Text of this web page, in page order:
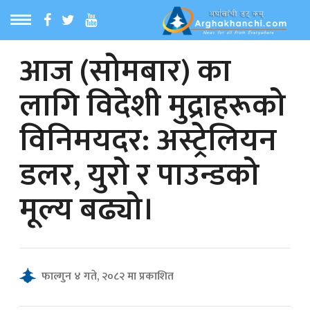
MENU
समाचार
समाचार
समाचार
आज (सोमबार) का
लागि विदेशी मुद्राहरूको
विनिमयदर: अस्ट्रेलियन
डलर, युरो र पाउन्डको
मूल्य बढ्यो।
फाल्गुन ४ गते, २०८२ मा प्रकाशित